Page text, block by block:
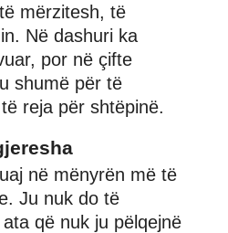
mërzitesh, të
Në dashuri ka
por në çifte
shumë për të
reja për shtëpinë.
në mënyrën më të
Ju nuk do të
që nuk ju pëlqejnë